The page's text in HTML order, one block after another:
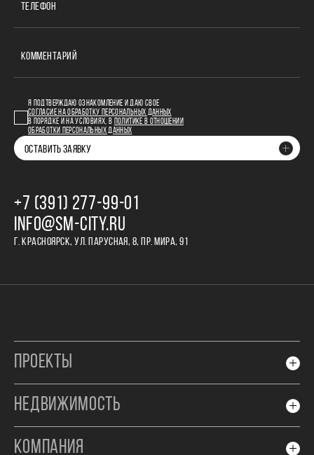
ТЕЛЕФОН
КОММЕНТАРИЙ
Я ПОДТВЕРЖДАЮ ОЗНАКОМЛЕНИЕ И ДАЮ СВОЕ
СОГЛАСИЕ НА ОБРАБОТКУ ПЕРСОНАЛЬНЫХ ДАННЫХ
В ПОРЯДКЕ И НА УСЛОВИЯХ, В
ПОЛИТИКЕ В ОТНОШЕНИИ
ОБРАБОТКИ ПЕРСОНАЛЬНЫХ ДАННЫХ
ОСТАВИТЬ ЗАЯВКУ
+7 (391) 277‒99‒01
INFO@SM-CITY.RU
Г. КРАСНОЯРСК, УЛ. ПАРУСНАЯ, 8, ПР. МИРА, 91
ПРОЕКТЫ
НЕДВИЖИМОСТЬ
КОМПАНИЯ